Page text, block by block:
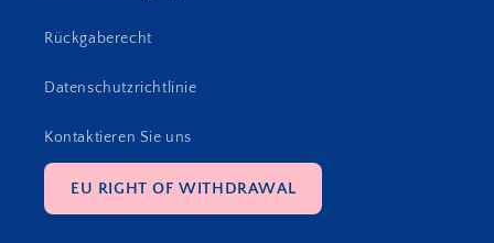
Rückgaberecht
Datenschutzrichtlinie
Kontaktieren Sie uns
EU RIGHT OF WITHDRAWAL